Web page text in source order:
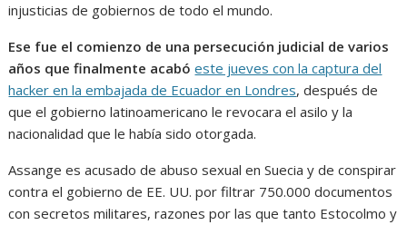
injusticias de gobiernos de todo el mundo.
Ese fue el comienzo de una persecución judicial de varios
años que finalmente acabó este jueves con la captura del
hacker en la embajada de Ecuador en Londres, después de
que el gobierno latinoamericano le revocara el asilo y la
nacionalidad que le había sido otorgada.
Assange es acusado de abuso sexual en Suecia y de conspirar
contra el gobierno de EE. UU. por filtrar 750.000 documentos
con secretos militares, razones por las que tanto Estocolmo y